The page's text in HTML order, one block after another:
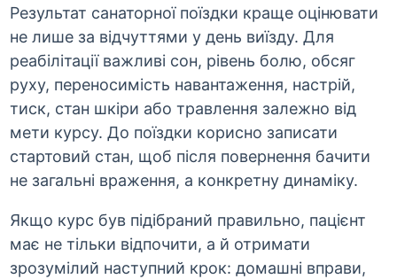
Результат санаторної поїздки краще оцінювати
не лише за відчуттями у день виїзду. Для
реабілітації важливі сон, рівень болю, обсяг
руху, переносимість навантаження, настрій,
тиск, стан шкіри або травлення залежно від
мети курсу. До поїздки корисно записати
стартовий стан, щоб після повернення бачити
не загальні враження, а конкретну динаміку.
Якщо курс був підібраний правильно, пацієнт
має не тільки відпочити, а й отримати
зрозумілий наступний крок: домашні вправи,